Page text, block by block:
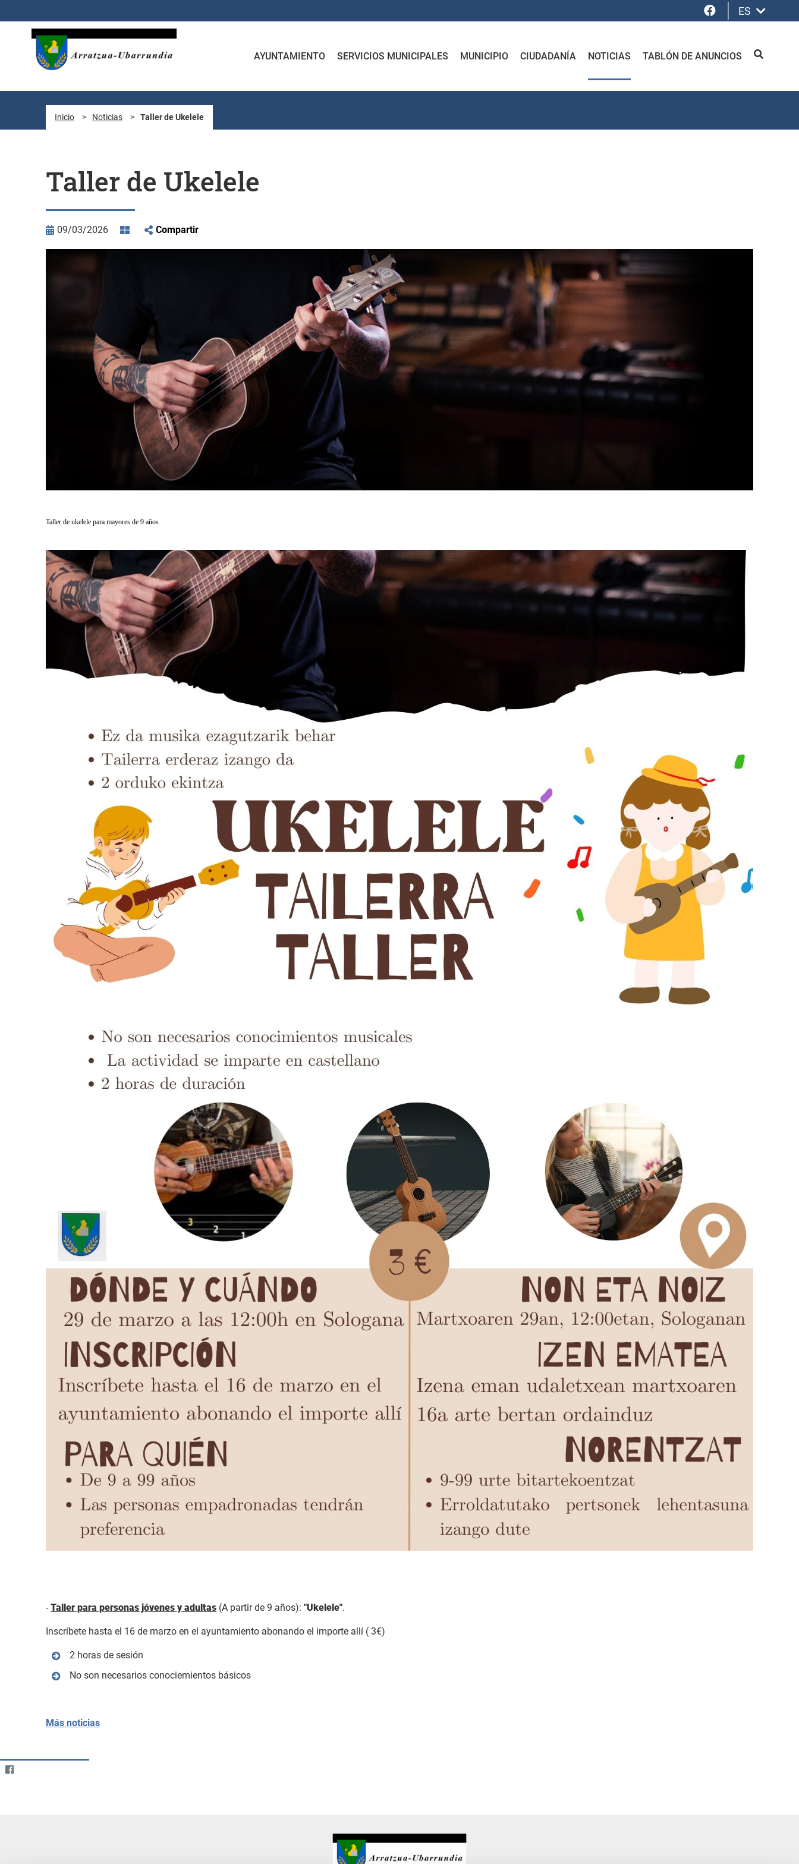
Facebook
ES
AYUNTAMIENTO SERVICIOS MUNICIPALES MUNICIPIO CIUDADANÍA NOTICIAS TABLÓN DE ANUNCIOS BUSCAR
Inicio > Noticias > Taller de Ukelele
Taller de Ukelele
09/03/2026 Compartir
Taller de ukelele para mayores de 9 años
- Taller para personas jóvenes y adultas (A partir de 9 años): "Ukelele".
Inscríbete hasta el 16 de marzo en el ayuntamiento abonando el importe allí ( 3€)
2 horas de sesión
No son necesarios conociemientos básicos
Más noticias